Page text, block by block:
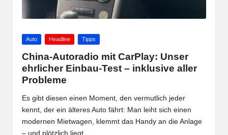
Posted
Auto Headline Tipps
China-Autoradio mit CarPlay: Unser
ehrlicher Einbau-Test – inklusive aller
Probleme
Es gibt diesen einen Moment, den vermutlich jeder
kennt, der ein älteres Auto fährt: Man leiht sich einen
modernen Mietwagen, klemmt das Handy an die Anlage
– und plötzlich liegt…